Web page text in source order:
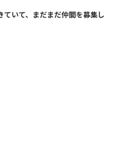
いて、まだまだ仲間を募集し